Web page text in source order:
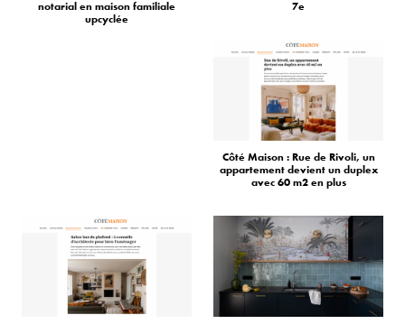
notarial en maison familiale
upcyclée
7e
Côté Maison : Rue de Rivoli, un
appartement devient un duplex
avec 60 m2 en plus